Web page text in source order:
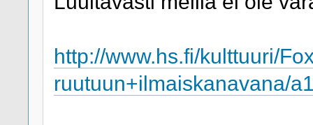
http://www.hs.fi/kulttuuri/
ruutuun+ilmaiskanavana/